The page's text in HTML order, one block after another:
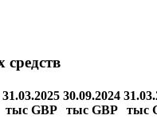
31.03.2025
тыс GBP
30.09.2024
тыс GBP
тыс